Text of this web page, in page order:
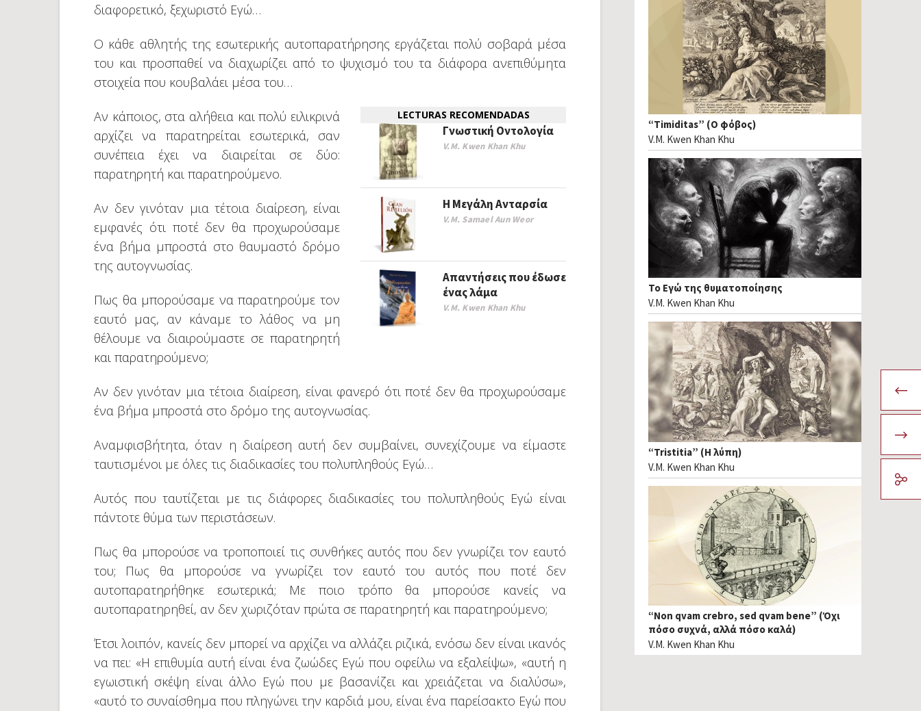
διαφορετικό, ξεχωριστό Εγώ…
Ο κάθε αθλητής της εσωτερικής αυτοπαρατήρησης εργάζεται πολύ σοβαρά μέσα
του και προσπαθεί να διαχωρίζει από το ψυχισμό του τα διάφορα ανεπιθύμητα
στοιχεία που κουβαλάει μέσα του…
LECTURAS RECOMENDADAS
Γνωστική Οντολογία
V.M. Kwen Khan Khu
Η Μεγάλη Ανταρσία
V.M. Samael Aun Weor
Απαντήσεις που έδωσε
ένας λάμα
V.M. Kwen Khan Khu
Αν κάποιος, στα αλήθεια και πολύ ειλικρινά
αρχίζει να παρατηρείται εσωτερικά, σαν
συνέπεια έχει να διαιρείται σε δύο:
παρατηρητή και παρατηρούμενο.
Αν δεν γινόταν μια τέτοια διαίρεση, είναι
εμφανές ότι ποτέ δεν θα προχωρούσαμε
ένα βήμα μπροστά στο θαυμαστό δρόμο
της αυτογνωσίας.
Πως θα μπορούσαμε να παρατηρούμε τον
εαυτό μας, αν κάναμε το λάθος να μη
θέλουμε να διαιρούμαστε σε παρατηρητή
και παρατηρούμενο;
Αν δεν γινόταν μια τέτοια διαίρεση, είναι φανερό ότι ποτέ δεν θα προχωρούσαμε
ένα βήμα μπροστά στο δρόμο της αυτογνωσίας.
Αναμφισβήτητα, όταν η διαίρεση αυτή δεν συμβαίνει, συνεχίζουμε να είμαστε
ταυτισμένοι με όλες τις διαδικασίες του πολυπληθούς Εγώ…
Αυτός που ταυτίζεται με τις διάφορες διαδικασίες του πολυπληθούς Εγώ είναι
πάντοτε θύμα των περιστάσεων.
Πως θα μπορούσε να τροποποιεί τις συνθήκες αυτός που δεν γνωρίζει τον εαυτό
του; Πως θα μπορούσε να γνωρίζει τον εαυτό του αυτός που ποτέ δεν
αυτοπαρατηρήθηκε εσωτερικά; Με ποιο τρόπο θα μπορούσε κανείς να
αυτοπαρατηρηθεί, αν δεν χωριζόταν πρώτα σε παρατηρητή και παρατηρούμενο;
Έτσι λοιπόν, κανείς δεν μπορεί να αρχίζει να αλλάζει ριζικά, ενόσω δεν είναι ικανός
να πει: «Η επιθυμία αυτή είναι ένα ζωώδες Εγώ που οφείλω να εξαλείψω», «αυτή η
εγωιστική σκέψη είναι άλλο Εγώ που με βασανίζει και χρειάζεται να διαλύσω»,
«αυτό το συναίσθημα που πληγώνει την καρδιά μου, είναι ένα παρείσακτο Εγώ που
“Timiditas” (Ο φόβος)
V.M. Kwen Khan Khu
Το Εγώ της θυματοποίησης
V.M. Kwen Khan Khu
“Tristitia” (Η λύπη)
V.M. Kwen Khan Khu
“Non qvam crebro, sed qvam bene” (Όχι
πόσο συχνά, αλλά πόσο καλά)
V.M. Kwen Khan Khu